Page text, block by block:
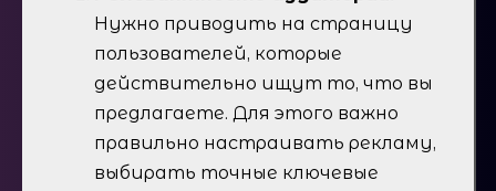
Нужно приводить на страницу
пользователей, которые
действительно ищут то, что вы
предлагаете. Для этого важно
правильно настраивать рекламу,
выбирать точные ключевые